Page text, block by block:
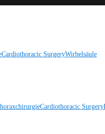
Cardiothoracic SurgeryWirbelsäule
Cardiothoracic Surgery